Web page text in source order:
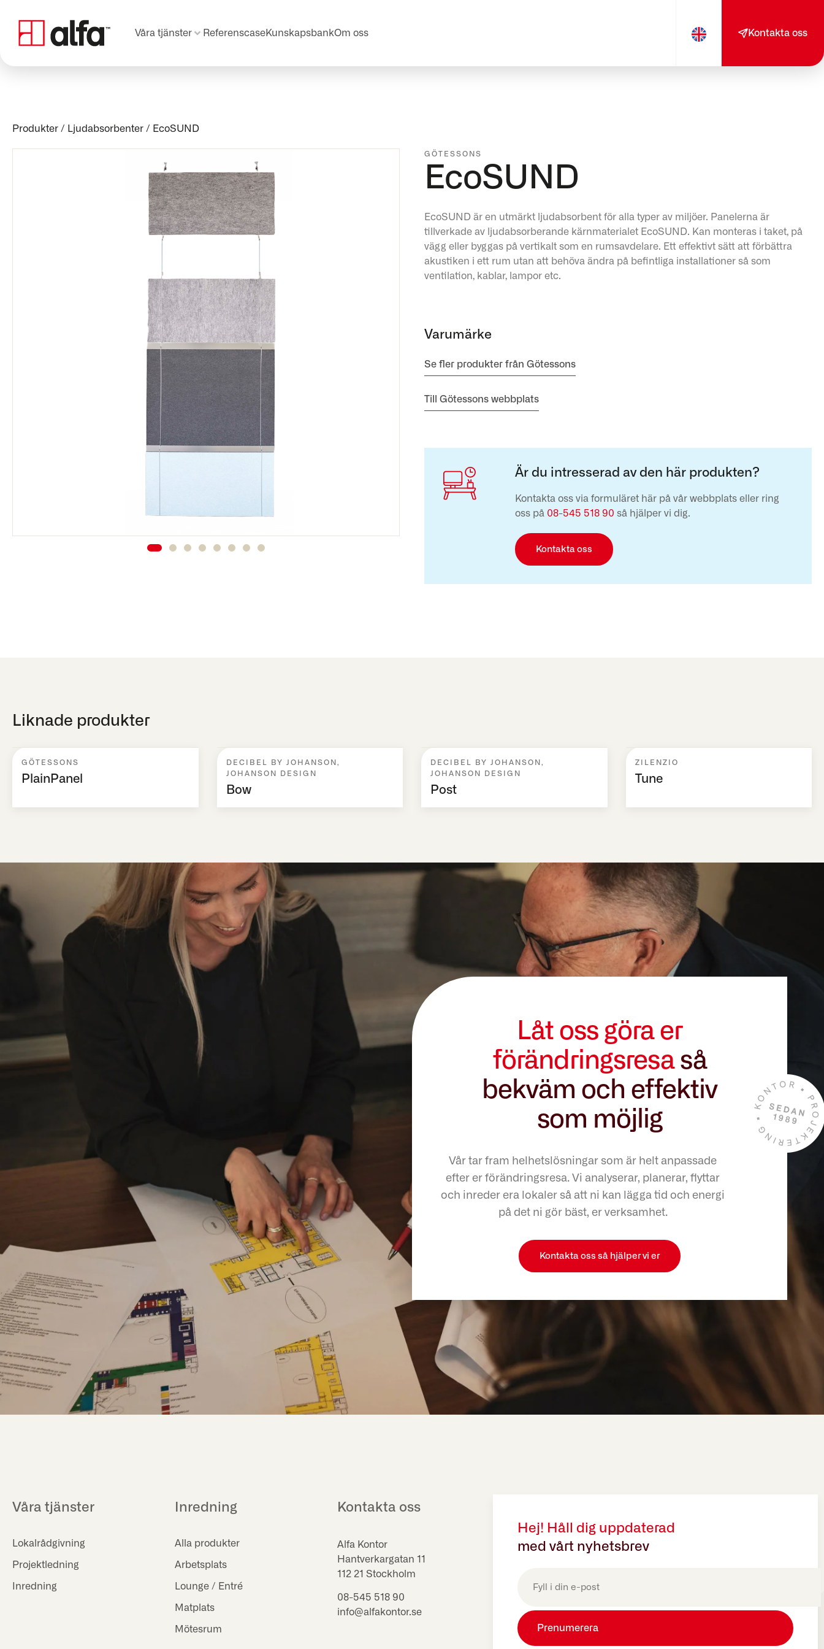
Våra tjänster ReferenscaseKunskapsbankOm oss Kontakta oss
Produkter / Ljudabsorbenter / EcoSUND
GÖTESSONS
EcoSUND
EcoSUND är en utmärkt ljudabsorbent för alla typer av miljöer. Panelerna är
tillverkade av ljudabsorberande kärnmaterialet EcoSUND. Kan monteras i taket, på
vägg eller byggas på vertikalt som en rumsavdelare. Ett effektivt sätt att förbättra
akustiken i ett rum utan att behöva ändra på befintliga installationer så som
ventilation, kablar, lampor etc.
Varumärke
Se fler produkter från Götessons
Till Götessons webbplats
Är du intresserad av den här produkten?
Kontakta oss via formuläret här på vår webbplats eller ring
oss på 08-545 518 90 så hjälper vi dig.
Kontakta oss
Liknade produkter
GÖTESSONS
PlainPanel
DECIBEL BY JOHANSON ,
JOHANSON DESIGN
Bow
DECIBEL BY JOHANSON ,
JOHANSON DESIGN
Post
ZILENZIO
Tune
Låt oss göra er
förändringsresa så
bekväm och effektiv
som möjlig
Vår tar fram helhetslösningar som är helt anpassade
efter er förändringsresa. Vi analyserar, planerar, flyttar
och inreder era lokaler så att ni kan lägga tid och energi
på det ni gör bäst, er verksamhet.
Kontakta oss så hjälper vi er
Våra tjänster
Lokalrådgivning
Projektledning
Inredning
Inredning
Alla produkter
Arbetsplats
Lounge / Entré
Matplats
Mötesrum
Kontakta oss
Alfa Kontor
Hantverkargatan 11
112 21 Stockholm
08-545 518 90
info@alfakontor.se
Hej! Håll dig uppdaterad
med vårt nyhetsbrev
post
(Obligatoriskt)